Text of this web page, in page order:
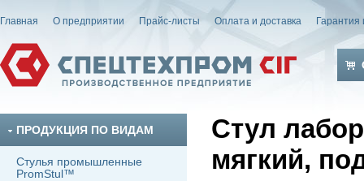
Главная О предприятии Прайс-листы Оплата и доставка Гарантия
ПРОДУКЦИЯ ПО ВИДАМ
Стулья промышленные
PromStul™
Стул
мягкий,